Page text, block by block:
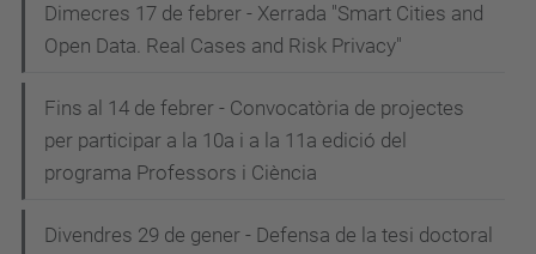
Dimecres 17 de febrer - Xerrada "Smart Cities and
Open Data. Real Cases and Risk Privacy"
Fins al 14 de febrer - Convocatòria de projectes
per participar a la 10a i a la 11a edició del
programa Professors i Ciència
Divendres 29 de gener - Defensa de la tesi doctoral